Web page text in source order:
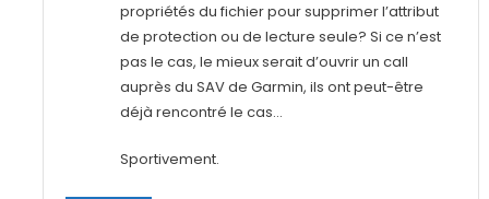
propriétés du fichier pour supprimer l’attribut
de protection ou de lecture seule? Si ce n’est
pas le cas, le mieux serait d’ouvrir un call
auprès du SAV de Garmin, ils ont peut-être
déjà rencontré le cas…
Sportivement.